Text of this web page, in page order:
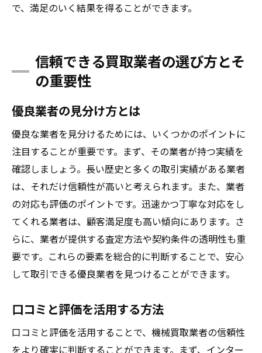
で、満足のいく結果を得ることができます。
信頼できる買取業者の選び方とそ
の重要性
優良業者の見分け方とは
優良な業者を見分けるためには、いくつかのポイントに
注目することが重要です。まず、その業者が持つ実績を
確認しましょう。長い歴史と多くの取引実績がある業者
は、それだけ信頼性が高いと考えられます。また、業者
の対応も評価のポイントです。迅速かつ丁寧な対応をし
てくれる業者は、顧客満足度も高い傾向にあります。さ
らに、業者が提供する査定方法や契約条件の透明性も重
要です。これらの要素を総合的に判断することで、安心
して取引できる優良業者を見つけることができます。
口コミと評価を活用する方法
口コミと評価を活用することで、機械買取業者の信頼性
をより確実に判断することができます。まず、インター